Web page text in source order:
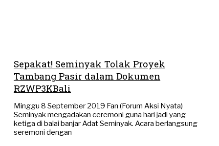
Sepakat! Seminyak Tolak Proyek
Tambang Pasir dalam Dokumen
RZWP3KBali
Minggu 8 September 2019 Fan (Forum Aksi Nyata)
Seminyak mengadakan ceremoni guna hari jadi yang
ketiga di balai banjar Adat Seminyak. Acara berlangsung
seremoni dengan